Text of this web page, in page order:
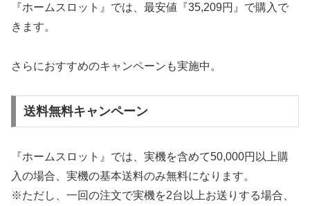
『ホームスロット』では、最安値『35,209円』で購入で
きます。
さらにおすすめのキャンペーンも実施中。
送料無料キャンペーン
『ホームスロット』では、実機を含めて50,000円以上購
入の場合、実機の基本送料のみ無料になります。
※ただし、一回の注文で実機を2台以上お送りする場合、